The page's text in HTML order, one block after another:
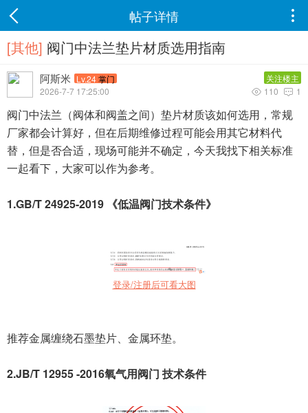
帖子详情 
[其他] 阀门中法兰垫片材质选用指南
阿斯米 Lv.24掌门
关注楼主
2026-7-7 17:25:00
 1
 110
阀门中法兰（阀体和阀盖之间）垫片材质该如何选用，常规
厂家都会计算好，但在后期维修过程可能会用其它材料代
替，但是否合适，现场可能并不确定，今天我找下相关标准
一起看下，大家可以作为参考。
1.GB/T 24925-2019 《低温阀门技术条件》
登录/注册后可看大图
推荐金属缠绕石墨垫片、金属环垫。
2.JB/T 12955 -2016氧气用阀门 技术条件